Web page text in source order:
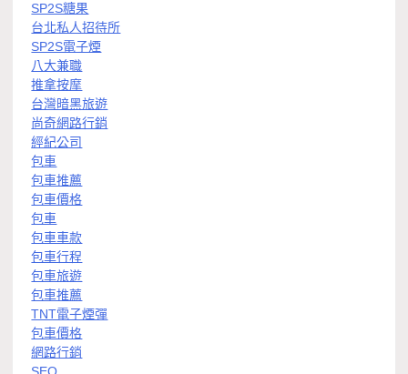
SP2S糖果
台北私人招待所
SP2S電子煙
八大兼職
推拿按摩
台灣暗黑旅遊
尚奇網路行銷
經紀公司
包車
包車推薦
包車價格
包車
包車車款
包車行程
包車旅遊
包車推薦
TNT電子煙彈
包車價格
網路行銷